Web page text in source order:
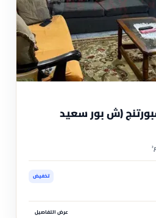
100 م سبورتنج (ش بور سعيد
تخفيض
عرض التفاصيل